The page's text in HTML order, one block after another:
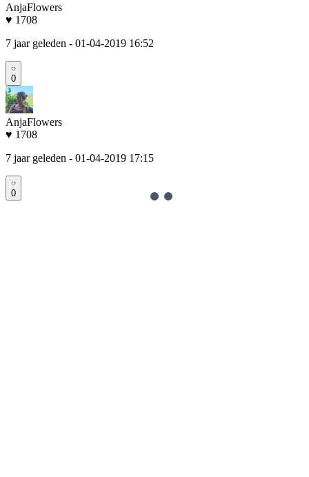
AnjaFlowers
♥ 1708
7 jaar geleden - 01-04-2019 16:52
0
AnjaFlowers
♥ 1708
7 jaar geleden - 01-04-2019 17:15
0